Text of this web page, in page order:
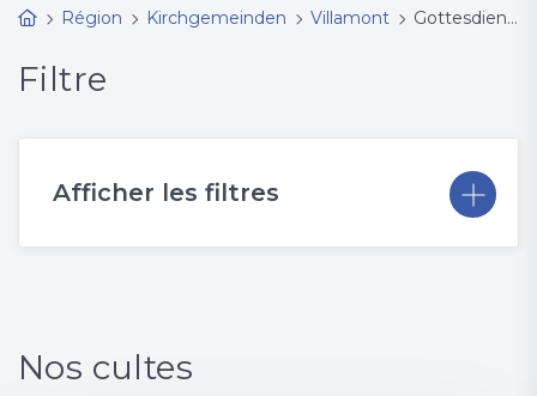
Région
Kirchgemeinden Villamont Gottesdienste und Bibel- und Musikmomente (BMM)
Filtre
Afficher les filtres
Nos cultes